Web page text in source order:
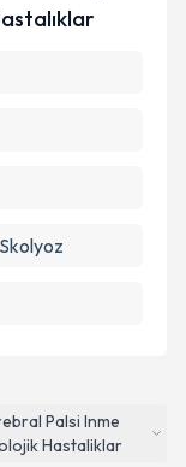
Palsi Inme
Hastaliklar